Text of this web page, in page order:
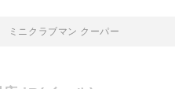
ミニクラブマン クーパー